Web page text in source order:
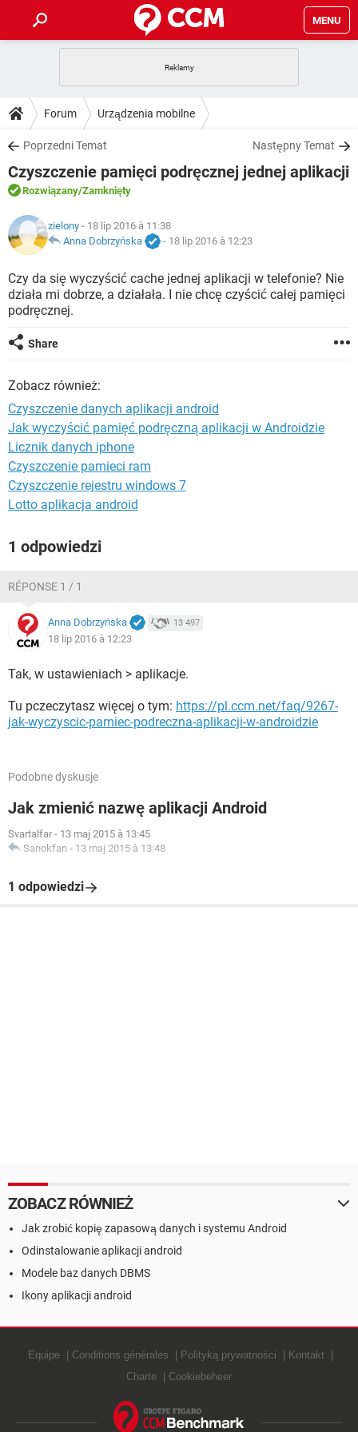
MENU
GRY WHATSAPP
SPOTIFY
INSTAGRAM FACEBOOK
WINDOWS 10
PORADY
PlayStation TIKTOK
SPOTIFY
INSTAGRAM
WINDOWS 10
DO POBRANIA
ANDROID TIKTOK
GRY
IOS
INSTAGRAM
WINDOWS 10
FORUM
COVID-19
GRY WHATSAPP
INSTAGRAM FACEBOOK
ARTYKUŁY
COVID-19
GRY WHATSAPP
SPOTIFY
INSTAGRAM
Forum Urządzenia mobilne
Poprzedni Temat Następny Temat
Czyszczenie pamięci podręcznej jednej aplikacji
Rozwiązany/Zamknięty
zielony - 18 lip 2016 à 11:38
Anna Dobrzyńska
- 18 lip 2016 à 12:23
Czy da się wyczyścić cache jednej aplikacji w telefonie? Nie
działa mi dobrze, a działała. I nie chcę czyścić całej pamięci
podręcznej.
Share
Zobacz również:
Czyszczenie danych aplikacji android
Jak wyczyścić pamięć podręczną aplikacji w Androidzie
Licznik danych iphone
Czyszczenie pamieci ram
Czyszczenie rejestru windows 7
Lotto aplikacja android
1 odpowiedzi
RÉPONSE 1 / 1
Anna Dobrzyńska 13 497
18 lip 2016 à 12:23
Tak, w ustawieniach > aplikacje.
Tu pczeczytasz więcej o tym: https://pl.ccm.net/faq/9267-
jak-wyczyscic-pamiec-podreczna-aplikacji-w-androidzie
Podobne dyskusje
Jak zmienić nazwę aplikacji Android
Svartalfar - 13 maj 2015 à 13:45
Sanokfan - 13 maj 2015 à 13:48
1 odpowiedzi
ZOBACZ RÓWNIEŻ
Jak zrobić kopię zapasową danych i systemu Android
Odinstalowanie aplikacji android
Modele baz danych DBMS
Ikony aplikacji android
Equipe Conditions générales Polityką prywatności
Kontakt
Charte
Cookiebeheer